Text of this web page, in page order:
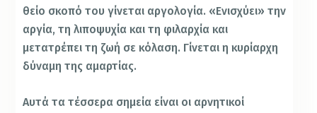
θείο σκοπό του γίνεται αργολογία. «Ενισχύει» την
αργία, τη λιποψυχία και τη φιλαρχία και
μετατρέπει τη ζωή σε κόλαση. Γίνεται η κυρίαρχη
δύναμη της αμαρτίας.
Αυτά τα τέσσερα σημεία είναι οι αρνητικοί